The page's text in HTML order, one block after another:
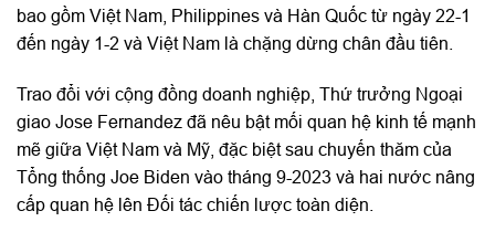
bao gồm Việt Nam, Philippines và Hàn Quốc từ ngày 22-1
đến ngày 1-2 và Việt Nam là chặng dừng chân đầu tiên.
Trao đổi với cộng đồng doanh nghiệp, Thứ trưởng Ngoại
giao Jose Fernandez đã nêu bật mối quan hệ kinh tế mạnh
mẽ giữa Việt Nam và Mỹ, đặc biệt sau chuyến thăm của
Tổng thống Joe Biden vào tháng 9-2023 và hai nước nâng
cấp quan hệ lên Đối tác chiến lược toàn diện.